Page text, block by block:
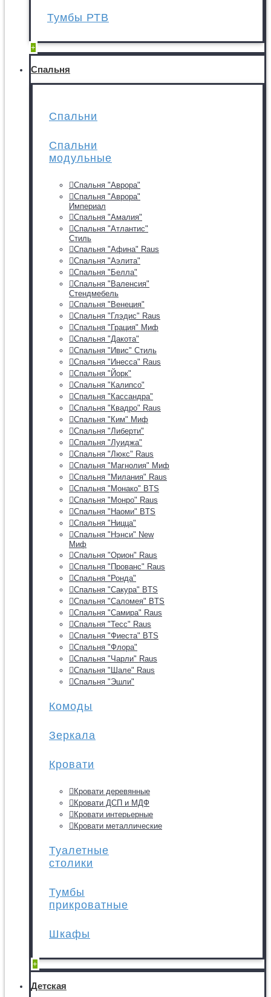
Тумбы РТВ
+
Спальня
Спальни
Спальни
модульные
Спальня "Аврора"
Спальня "Аврора"
Империал
Спальня "Амалия"
Спальня "Атлантис"
Стиль
Спальня "Афина" Raus
Спальня "Аэлита"
Спальня "Белла"
Спальня "Валенсия"
Стендмебель
Спальня "Венеция"
Спальня "Глэдис" Raus
Спальня "Грация" Миф
Спальня "Дакота"
Спальня "Ивис" Стиль
Спальня "Инесса" Raus
Спальня "Йорк"
Спальня "Калипсо"
Спальня "Кассандра"
Спальня "Квадро" Raus
Спальня "Ким" Миф
Спальня "Либерти"
Спальня "Луиджа"
Спальня "Люкс" Raus
Спальня "Магнолия" Миф
Спальня "Милания" Raus
Спальня "Монако" BTS
Спальня "Монро" Raus
Спальня "Наоми" BTS
Спальня "Ницца"
Спальня "Нэнси" New
Миф
Спальня "Орион" Raus
Спальня "Прованс" Raus
Спальня "Ронда"
Спальня "Сакура" BTS
Спальня "Саломея" BTS
Спальня "Самира" Raus
Спальня "Тесс" Raus
Спальня "Фиеста" BTS
Спальня "Флора"
Спальня "Чарли" Raus
Спальня "Шале" Raus
Спальня "Эшли"
Комоды
Зеркала
Кровати
Кровати деревянные
Кровати ДСП и МДФ
Кровати интерьерные
Кровати металлические
Туалетные
столики
Тумбы
прикроватные
Шкафы
+
Детская